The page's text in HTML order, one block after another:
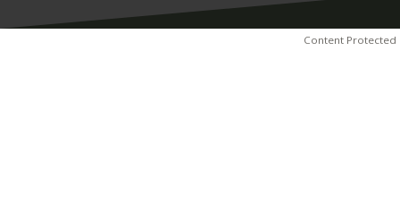
Content Protected